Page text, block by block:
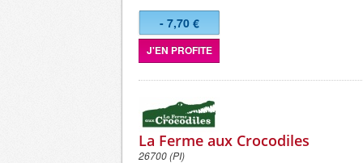
- 7,70 €
J'EN PROFITE
La Ferme aux Crocodiles
26700 (PI)